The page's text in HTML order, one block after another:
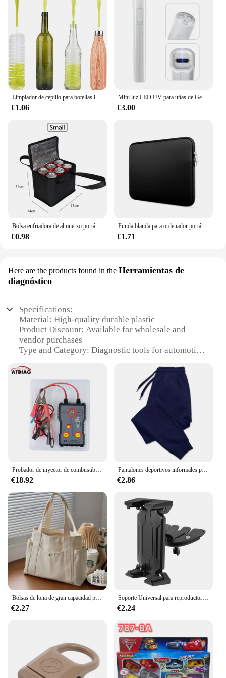
€1.06
Mini luz LED UV para uñas de Gel, lámpara de uñas portátil recargable por USB, secador de uñas de secado rápido para curado de esmalte de uñas de Gel
€3.00
€0.98
Funda blanda para ordenador portátil Xiaomi, Hp, Dell, Lenovo, Macbook Air Pro Retina 11, 12, 13, 14, 15, 15,6
€1.71
Here are the products found in the Herramientas de
diagnóstico
Specifications:
Material: High-quality durable plastic
Product Discount: Available for wholesale and
vendor purchases
Type and Category: Diagnostic tools for automotive
Design and Style: Ergonomic and user-friendly
Usage and Purpose: Injector testing and diagnosis
Typical Adaptive Scenario: Garages, workshops,
and professional mechanics
Shape or Size or Weight or Quantity: Compact and
lightweight for easy handling
Performance and Property: Precision-engineered for
accurate readings
Parts and Accessories: Comes with essential
Features:
**Enhanced Diagnostic Efficiency**
The inyectadora gigante para autos is a game-
changer for automotive diagnostics. Designed with
precision, this tool ensures accurate and reliable
testing of vehicle injectors. The ergonomic design
and user-friendly interface make it an indispensable
tool for mechanics and technicians. Whether you're
a professional or a DIY enthusiast, this injector
tester simplifies the process of diagnosing and
troubleshooting injector issues, saving time and
resources.
**Versatile and Reliable**
This diagnostic tool is not just about size; it's about
versatility. The inyectadora gigante para autos is
compatible with a wide range of vehicles, making it
a valuable addition to any workshop. Its robust
construction ensures durability, even under the most
demanding conditions. The lightweight design
€18.92
Pantalones deportivos informales para hombre, pantalón largo a la moda, para gimnasio, correr, entrenamiento, trotar, novedad de 2023
€2.86
Bolsas de lona de gran capacidad para el trabajo, bolso de transporte para viajes, bolso de hombro para libros, traje de estudiante, estilo universitario
€2.27
Soporte Universal para reproductor de CD para coche, soporte para tableta, teléfono móvil, Ipad Pro Air, 4 a 14 pulgadas, Xiaomi Tab, teléfono inteligente, Gps
€2.24